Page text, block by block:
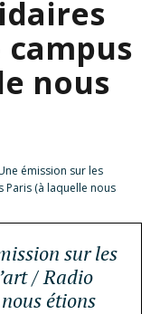
campus
nous
émission sur les
Paris (à laquelle nous
sur les
/ Radio
étions